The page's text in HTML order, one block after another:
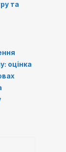
та
оцінка